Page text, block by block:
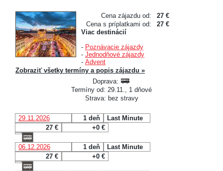
Cena zájazdu od:
27 €
Cena s príplatkami od:
27 €
Viac destinácií
- Poznávacie zájazdy
- Jednodňové zájazdy
- Advent
Zobraziť všetky termíny a popis zájazdu »
Doprava:
Termíny od: 29.11., 1 dňové
Strava: bez stravy
29.11.2026 1 deň
Last Minute
27 €
+0 €
06.12.2026 1 deň
Last Minute
27 €
+0 €